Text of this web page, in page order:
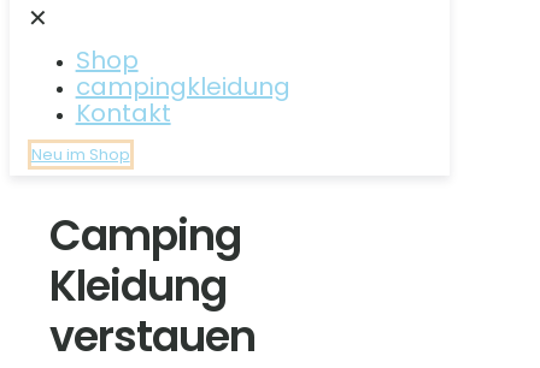
✕
Shop
campingkleidung
Kontakt
Neu im Shop
Camping
Kleidung
verstauen